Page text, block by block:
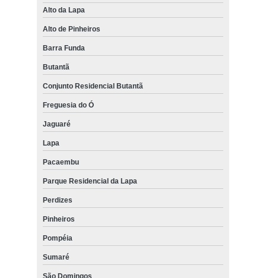
Alto da Lapa
Alto de Pinheiros
Barra Funda
Butantã
Conjunto Residencial Butantã
Freguesia do Ó
Jaguaré
Lapa
Pacaembu
Parque Residencial da Lapa
Perdizes
Pinheiros
Pompéia
Sumaré
São Domingos